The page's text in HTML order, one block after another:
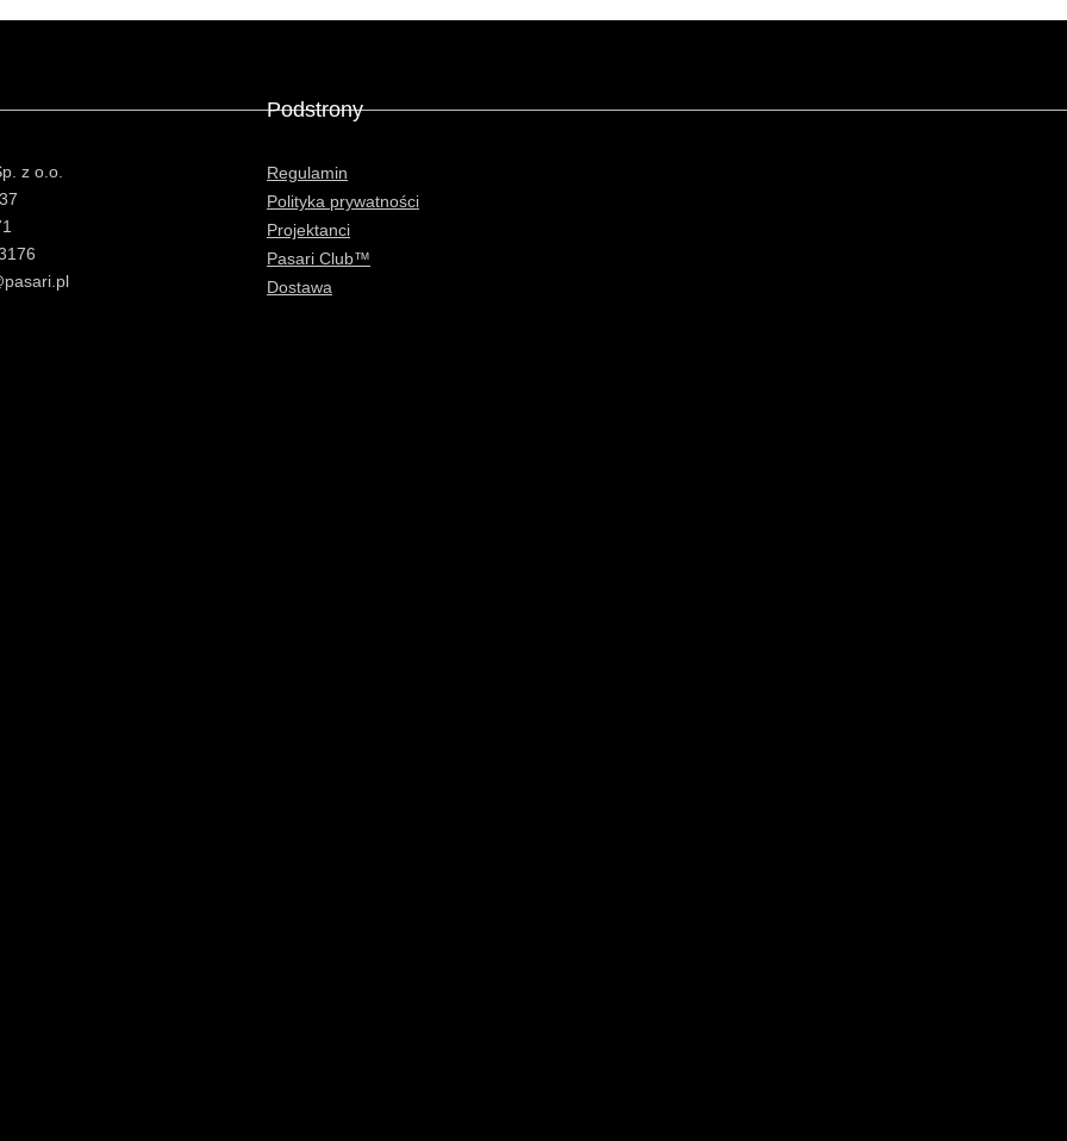
z o.o.
Podstrony
Regulamin
Polityka prywatności
Projektanci
Pasari Club™
Dostawa